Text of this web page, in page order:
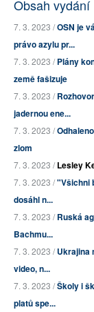
Obsah vydání
7. 3. 2023 /OSN je
právo azylu pr...
7. 3. 2023 /Plány
země fašizuje
7. 3. 2023 /
jadernou ene...
7. 3. 2023 /
zlom
7. 3. 2023 /Lesley
7. 3. 2023 /"Všichni
dosáhl n...
7. 3. 2023 /Ruská
Bachmu...
7. 3. 2023 /Ukrajina
video, n...
7. 3. 2023 /Školy i
platů spe...